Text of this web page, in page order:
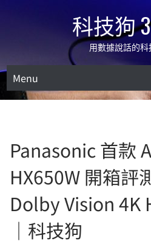
科技狗
用數據說話的
Menu
Panasonic 首款
HX650W 開箱評
Dolby Vision 4K
｜科技狗